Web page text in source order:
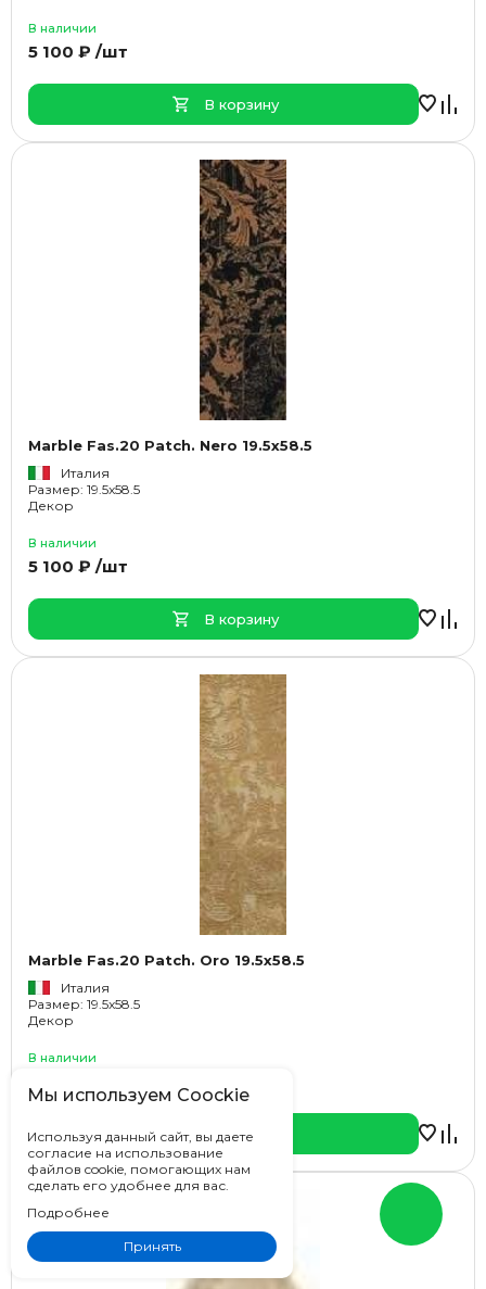
В наличии
5 100 ₽ /шт
В корзину
Marble Fas.20 Patch. Nero 19.5x58.5
Италия
Размер: 19.5x58.5
Декор
В наличии
5 100 ₽ /шт
В корзину
Marble Fas.20 Patch. Oro 19.5x58.5
Италия
Размер: 19.5x58.5
Декор
В наличии
В корзину
Мы используем Coockie
Используя данный сайт, вы даете
согласие на использование
файлов cookie, помогающих нам
сделать его удобнее для вас.
Подробнее
Принять